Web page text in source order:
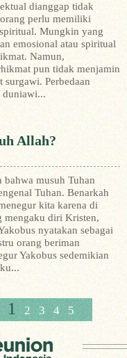
dianggap tidak
perlu memiliki
Mungkin yang
emosional atau spiritual
Namun,
pun tidak menjamin
surgawi. Perbedaan
duniawi...
Allah?
bahwa musuh Tuhan
Tuhan. Benarkah
kita karena di
mengaku diri Kristen,
nyatakan sebagai
orang beriman
Yakobus sedemikian
1 2 3 4 5